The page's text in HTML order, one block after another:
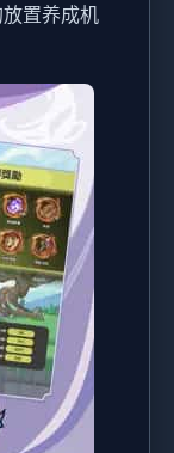
置养成机